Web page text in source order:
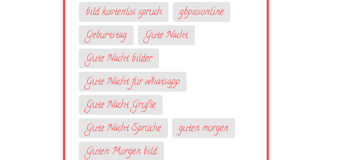
bild kostenlos spruch
gbpicsonline
Geburtstag
Gute Nacht
Gute Nacht bilder
Gute Nacht für whatsapp
Gute Nacht Grüße
Gute Nacht Sprüche
guten morgen
Guten Morgen bild